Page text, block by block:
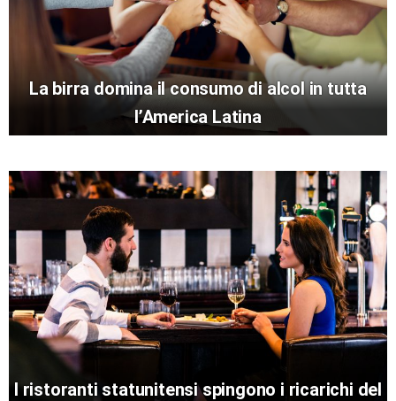
La birra domina il consumo di alcol in tutta
l’America Latina
I ristoranti statunitensi spingono i ricarichi del